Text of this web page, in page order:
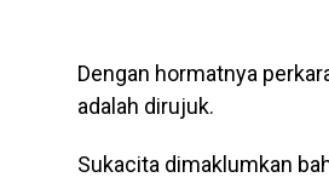
Dengan hormatnya
adalah dirujuk.
Sukacita dimaklumkan